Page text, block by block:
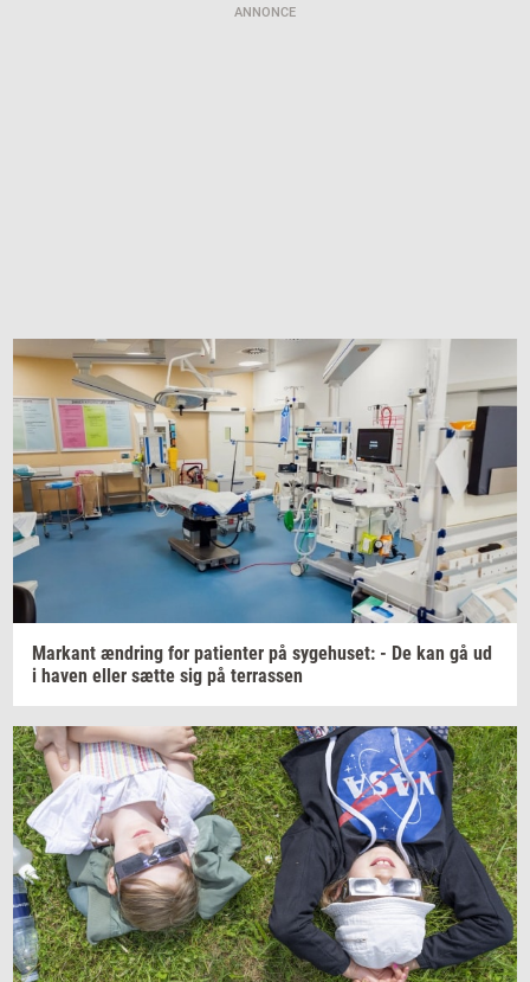
ANNONCE
Mar­kant æn­dring for pa­tien­ter på sy­ge­hu­set: - De kan gå ud
i haven eller sætte sig på ter­ras­sen